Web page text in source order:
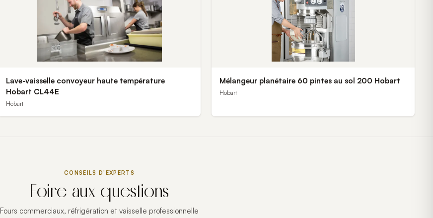
Lave-vaisselle convoyeur haute température
Hobart CL44E
Hobart
Mélangeur planétaire 60 pintes au sol 200 Hobart
Hobart
CONSEILS D'EXPERTS
Foire aux questions
Fours commerciaux, réfrigération et vaisselle professionnelle